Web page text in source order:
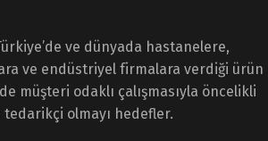
ve dünyada hastanelere,
ve endüstriyel firmalara verdiği ürün
müşteri odaklı çalışmasıyla öncelikli
olmayı hedefler.